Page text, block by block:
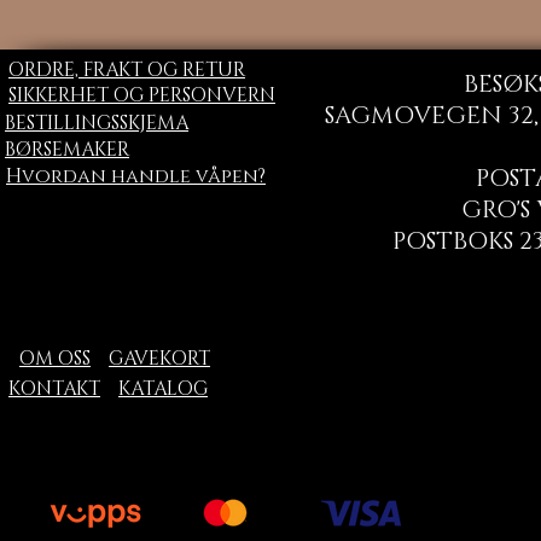
ORDRE, FRAKT OG RETUR
SIKKERHET OG PERSONVERN
BESTILLINGSSKJEMA
BØRSEMAKER
SAGMOVEGEN
GRO'S
POSTBOKS
Hvordan handle våpen?
OM OSS
GAVEKORT
KONTAKT
KATALOG